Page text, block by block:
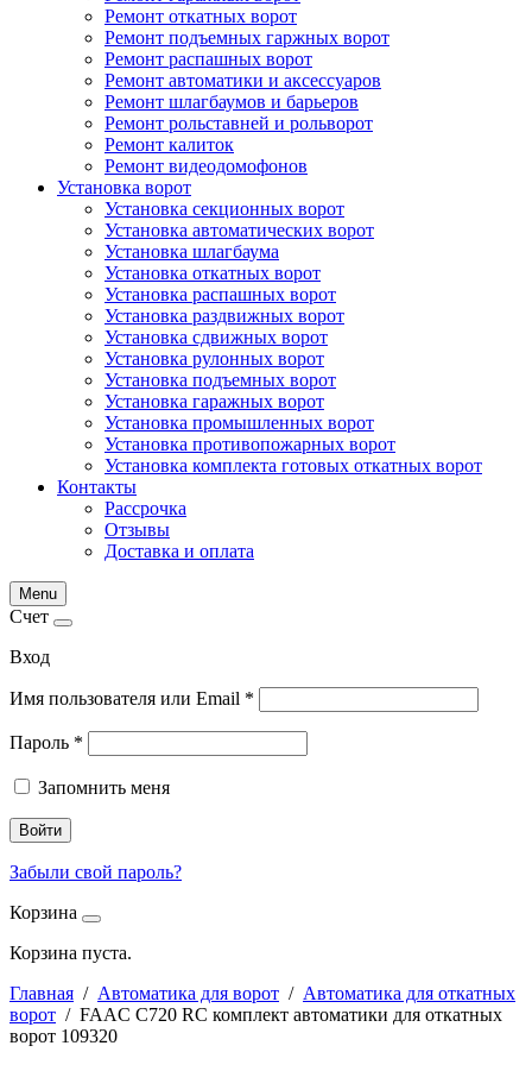
Ремонт откатных ворот
Ремонт подъемных гаржных ворот
Ремонт распашных ворот
Ремонт автоматики и аксессуаров
Ремонт шлагбаумов и барьеров
Ремонт рольставней и рольворот
Ремонт калиток
Ремонт видеодомофонов
Установка ворот
Установка секционных ворот
Установка автоматических ворот
Установка шлагбаума
Установка откатных ворот
Установка распашных ворот
Установка раздвижных ворот
Установка сдвижных ворот
Установка рулонных ворот
Установка подъемных ворот
Установка гаражных ворот
Установка промышленных ворот
Установка противопожарных ворот
Установка комплекта готовых откатных ворот
Контакты
Рассрочка
Отзывы
Доставка и оплата
Menu
Счет
Вход
Имя пользователя или Email *
Пароль *
Запомнить меня
Войти
Забыли свой пароль?
Корзина
Корзина пуста.
Главная / Автоматика для ворот / Автоматика для откатных
ворот / FAAC C720 RC комплект автоматики для откатных
ворот 109320